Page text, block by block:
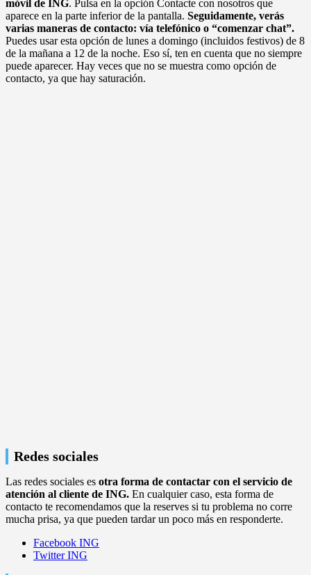
móvil de ING. Pulsa en la opción Contacte con nosotros que
aparece en la parte inferior de la pantalla. Seguidamente, verás
varias maneras de contacto: vía telefónico o “comenzar chat”.
Puedes usar esta opción de lunes a domingo (incluidos festivos) de 8
de la mañana a 12 de la noche. Eso sí, ten en cuenta que no siempre
puede aparecer. Hay veces que no se muestra como opción de
contacto, ya que hay saturación.
Redes sociales
Las redes sociales es otra forma de contactar con el servicio de
atención al cliente de ING. En cualquier caso, esta forma de
contacto te recomendamos que la reserves si tu problema no corre
mucha prisa, ya que pueden tardar un poco más en responderte.
Facebook ING
Twitter ING